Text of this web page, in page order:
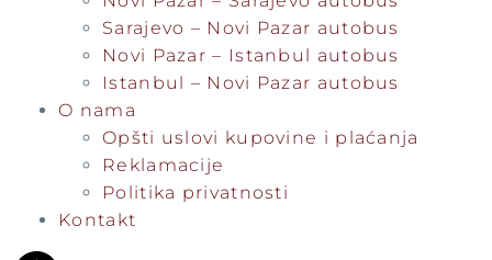
Sarajevo – Novi Pazar autobus
Novi Pazar – Istanbul autobus
Istanbul – Novi Pazar autobus
O nama
Opšti uslovi kupovine i plaćanja
Reklamacije
Politika privatnosti
Kontakt